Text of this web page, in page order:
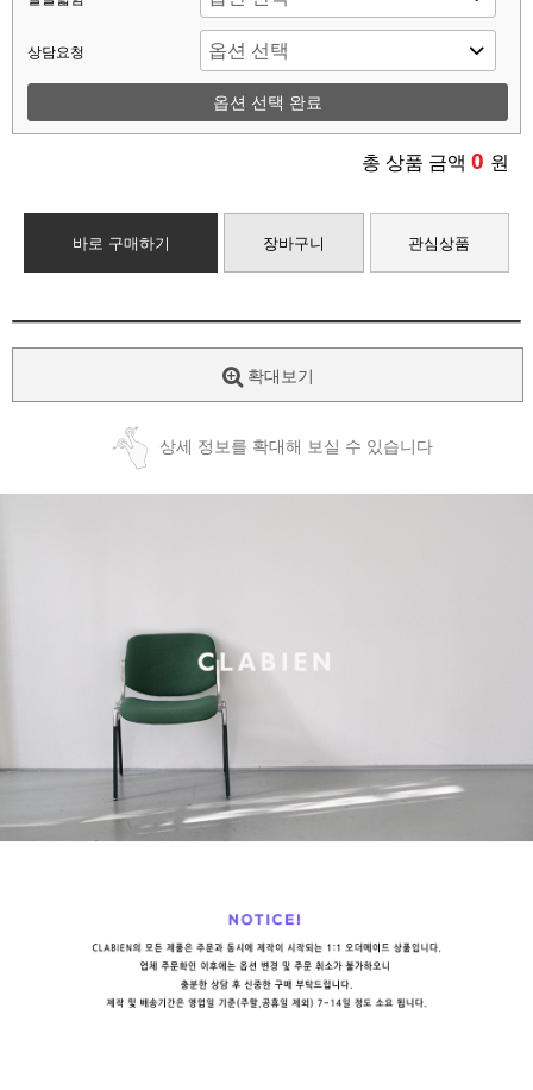
상담요청
옵션 선택 완료
총 상품 금액 0 원
바로 구매하기 장바구니 관심상품
확대보기
상세 정보를 확대해 보실 수 있습니다